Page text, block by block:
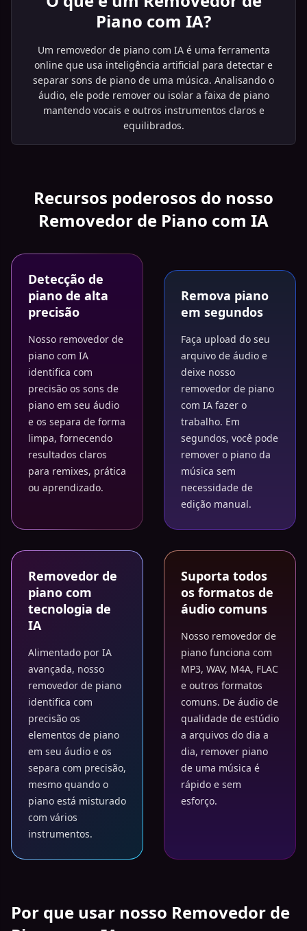
Piano com IA?
Um removedor de piano com IA é uma ferramenta
online que usa inteligência artificial para detectar e
separar sons de piano de uma música. Analisando o
áudio, ele pode remover ou isolar a faixa de piano
mantendo vocais e outros instrumentos claros e
equilibrados.
Recursos poderosos do nosso
Removedor de Piano com IA
Detecção de
piano de alta
precisão
Nosso removedor de
piano com IA
identifica com
precisão os sons de
piano em seu áudio
e os separa de forma
limpa, fornecendo
resultados claros
para remixes, prática
ou aprendizado.
Remova piano
em segundos
Faça upload do seu
arquivo de áudio e
deixe nosso
removedor de piano
com IA fazer o
trabalho. Em
segundos, você pode
remover o piano da
música sem
necessidade de
edição manual.
Removedor de
piano com
tecnologia de
IA
Alimentado por IA
avançada, nosso
removedor de piano
identifica com
precisão os
elementos de piano
em seu áudio e os
separa com precisão,
mesmo quando o
piano está misturado
com vários
instrumentos.
Suporta todos
os formatos de
áudio comuns
Nosso removedor de
piano funciona com
MP3, WAV, M4A, FLAC
e outros formatos
comuns. De áudio de
qualidade de estúdio
a arquivos do dia a
dia, remover piano
de uma música é
rápido e sem
esforço.
Por que usar nosso Removedor de